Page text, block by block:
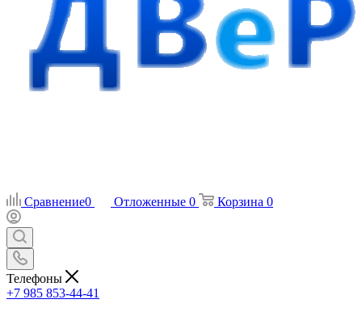
Сравнение0 Отложенные 0 Корзина 0
Телефоны
+7 985 853-44-41